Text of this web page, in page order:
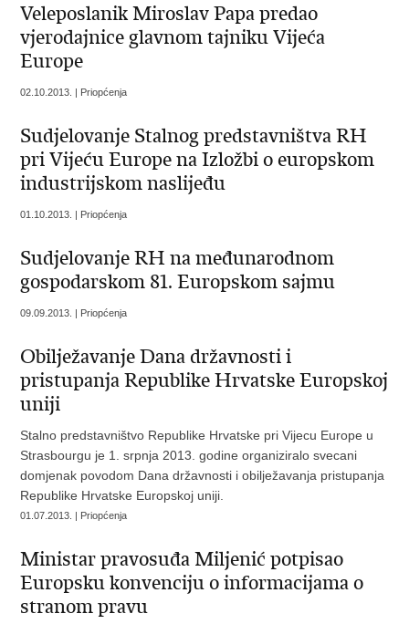
Veleposlanik Miroslav Papa predao
vjerodajnice glavnom tajniku Vijeća
Europe
02.10.2013. | Priopćenja
Sudjelovanje Stalnog predstavništva RH
pri Vijeću Europe na Izložbi o europskom
industrijskom naslijeđu
01.10.2013. | Priopćenja
Sudjelovanje RH na međunarodnom
gospodarskom 81. Europskom sajmu
09.09.2013. | Priopćenja
Obilježavanje Dana državnosti i
pristupanja Republike Hrvatske Europskoj
uniji
Stalno predstavništvo Republike Hrvatske pri Vijecu Europe u
Strasbourgu je 1. srpnja 2013. godine organiziralo svecani
domjenak povodom Dana državnosti i obilježavanja pristupanja
Republike Hrvatske Europskoj uniji.
01.07.2013. | Priopćenja
Ministar pravosuđa Miljenić potpisao
Europsku konvenciju o informacijama o
stranom pravu